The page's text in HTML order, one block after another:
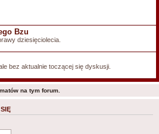
Bzu
dziesięciolecia.
bez aktualnie toczącej się dyskusji.
na tym forum.